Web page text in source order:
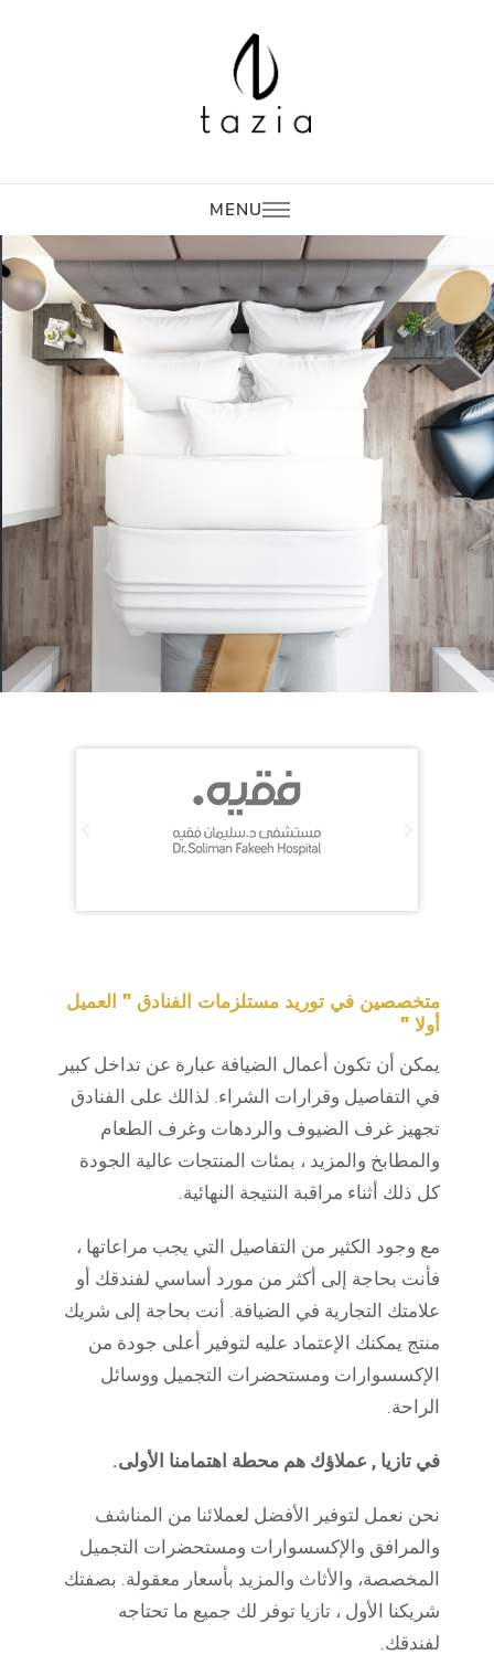
MENU
متخصصين في توريد مستلزمات الفنادق " العميل
أولا "
يمكن أن تكون أعمال الضيافة عبارة عن تداخل كبير
في التفاصيل وقرارات الشراء. لذالك على الفنادق
تجهيز غرف الضيوف والردهات وغرف الطعام
والمطابخ والمزيد ، بمئات المنتجات عالية الجودة
كل ذلك أثناء مراقبة النتيجة النهائية.
مع وجود الكثير من التفاصيل التي يجب مراعاتها ،
فأنت بحاجة إلى أكثر من مورد أساسي لفندقك أو
علامتك التجارية في الضيافة. أنت بحاجة إلى شريك
منتج يمكنك الإعتماد عليه لتوفير أعلى جودة من
الإكسسوارات ومستحضرات التجميل ووسائل
الراحة.
في تازيا , عملاؤك هم محطة اهتمامنا الأولى.
نحن نعمل لتوفير الأفضل لعملائنا من المناشف
والمرافق والإكسسوارات ومستحضرات التجميل
المخصصة، والأثاث والمزيد بأسعار معقولة. بصفتك
شريكنا الأول ، تازيا توفر لك جميع ما تحتاجه
لفندقك.